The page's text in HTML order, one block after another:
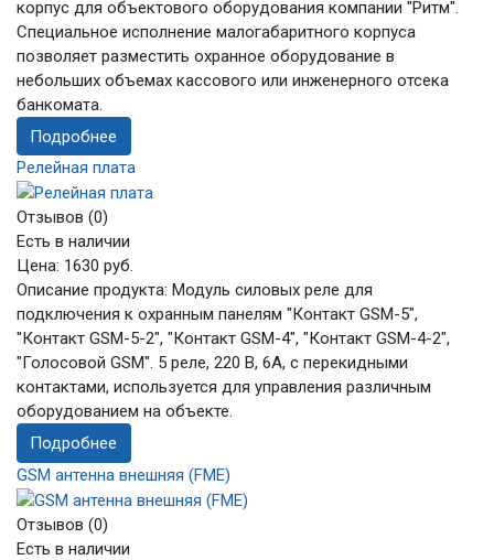
корпус для объектового оборудования компании "Ритм".
Специальное исполнение малогабаритного корпуса
позволяет разместить охранное оборудование в
небольших объемах кассового или инженерного отсека
банкомата.
Подробнее
Релейная плата
Отзывов (0)
Есть в наличии
Цена: 1630 руб.
Описание продукта: Модуль силовых реле для
подключения к охранным панелям "Контакт GSM-5",
"Контакт GSM-5-2", "Контакт GSM-4", "Контакт GSM-4-2",
"Голосовой GSM". 5 реле, 220 В, 6А, с перекидными
контактами, используется для управления различным
оборудованием на объекте.
Подробнее
GSM антенна внешняя (FME)
Отзывов (0)
Есть в наличии